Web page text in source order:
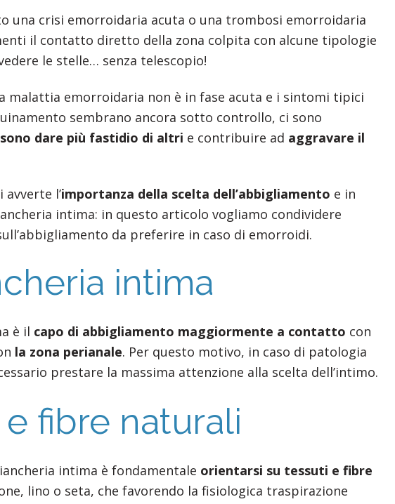
una crisi emorroidaria acuta o una trombosi emorroidaria
il contatto diretto della zona colpita con alcune tipologie
le stelle… senza telescopio!
malattia emorroidaria non è in fase acuta e i sintomi tipici
sembrano ancora sotto controllo, ci sono
dare più fastidio di altri e contribuire ad aggravare il
l’importanza della scelta dell’abbigliamento e in
intima: in questo articolo vogliamo condividere
da preferire in caso di emorroidi.
intima
è il capo di abbigliamento maggiormente a contatto con
la zona perianale. Per questo motivo, in caso di patologia
prestare la massima attenzione alla scelta dell’intimo.
e fibre naturali
intima è fondamentale orientarsi su tessuti e fibre
lino o seta, che favorendo la fisiologica traspirazione